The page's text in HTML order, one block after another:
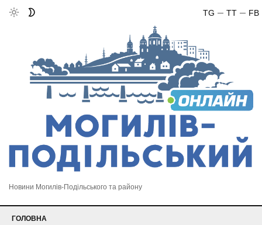
FB
TT
TG
Новини Могилів-Подільського та району
ГОЛОВНА